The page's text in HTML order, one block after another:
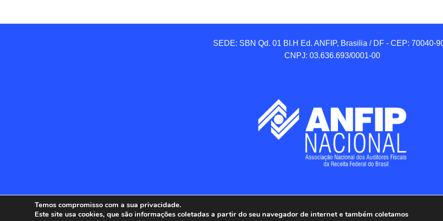
SEDE: SBN Qd. 01 BI.H Ed. ANFIP, Brasilia / DF - CEP: 70040-
CNPJ: 03.636.693/0001-00
Temos compromisso com a sua privacidade.
Este site usa cookies, que são informações coletadas a partir do seu navegador de internet e também coletamos